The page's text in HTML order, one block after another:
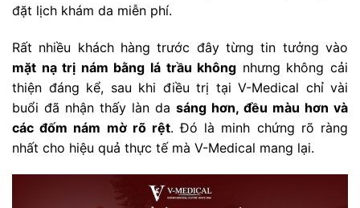
đặt lịch khám da miễn phí.
Rất nhiều khách hàng trước đây từng tin tưởng vào
mặt nạ trị nám bằng lá trầu không nhưng không cải
thiện đáng kể, sau khi điều trị tại V-Medical chỉ vài
buổi đã nhận thấy làn da sáng hơn, đều màu hơn và
các đốm nám mờ rõ rệt. Đó là minh chứng rõ ràng
nhất cho hiệu quả thực tế mà V-Medical mang lại.